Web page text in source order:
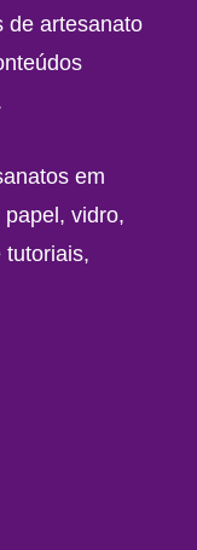
de artesanato
em
vidro,
tutoriais,